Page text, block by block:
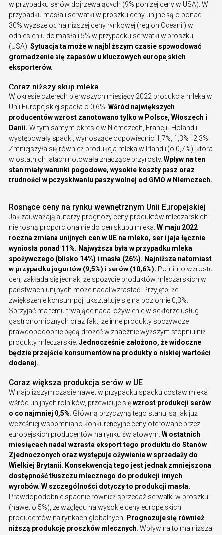
w przypadku serów dojrzewających (9% poniżej ceny w USA). W
przypadku masła i serwatki w proszku ceny unijne są o ponad
30% wyższe od najniższej ceny rynkowej (region Oceanii) w
odniesieniu do masła i 5% w przypadku serwatki w proszku
(USA). Sytuacja ta może w najbliższym czasie spowodować
gromadzenie się zapasów u kluczowych europejskich
eksporterów.
Coraz niższy skup mleka
W okresie czterech pierwszych miesięcy 2022 produkcja mleka w
Unii Europejskiej spadła o 0,6%. Wśród największych
producentów wzrost zanotowano tylko w Polsce, Włoszech i
Danii. W tym samym okresie w Niemczech, Francji i Holandii
występowały spadki, wynoszące odpowiednio 1,7%, 1,3% i 2,3%.
Zmniejszyła się również produkcja mleka w Irlandii (o 0,7%), która
w ostatnich latach notowała znaczące przyrosty. Wpływ na ten
stan miały warunki pogodowe, wysokie koszty pasz oraz
trudności w pozyskiwaniu paszy wolnej od GMO w Niemczech.
Rosnące ceny na rynku wewnętrznym Unii Europejskiej
Jak zauważają autorzy prognozy ceny produktów mleczarskich
nie rosną proporcjonalnie do cen skupu mleka. W maju 2022
roczna zmiana unijnych cen w UE na mleko, ser i jaja łącznie
wyniosła ponad 11%. Najwyższa była w przypadku mleka
spożywczego (blisko 14%) i masła (26%). Najniższa natomiast
w przypadku jogurtów (9,5%) i serów (10,6%). Pomimo wzrostu
cen, zakłada się jednak, że spożycie produktów mleczarskich w
państwach unijnych może nadal wzrastać. Przyjęto, że
zwiększenie konsumpcji ukształtuje się na poziomie 0,3%.
Sprzyjać ma temu trwające nadal ożywienie w sektorze usług
gastronomicznych oraz fakt, że inne produkty spożywcze
prawdopodobnie będą drożeć w znacznie wyższym stopniu niż
produkty mleczarskie. Jednocześnie założono, że widoczne
będzie przejście konsumentów na produkty o niskiej wartości
dodanej.
Coraz większa produkcja serów w UE
W najbliższym czasie nawet w przypadku spadku dostaw mleka
wśród unijnych rolników, przewiduje sięwzrost produkcji serów
o co najmniej 0,5%. Główną przyczyną tego stanu, są jak już
wcześniej wspomniano konkurencyjne ceny oferowane przez
europejskich producentów na rynku światowym. W ostatnich
miesiącach nadal wzrasta eksport tego produktu do Stanów
Zjednoczonych oraz występuje ożywienie w sprzedaży do
Wielkiej Brytanii. Konsekwencją tego jest jednak zmniejszona
dostępność tłuszczu mlecznego do produkcji innych
wyrobów. W szczególności dotyczy to produkcji masła.
Prawdopodobnie spadnie również sprzedaż serwatki w proszku
(nawet o 5%), ze względu na wysokie ceny europejskich
producentów na rynkach globalnych. Prognozuje się również
niższą produkcję proszków mlecznych. Wpływ na to ma niższa